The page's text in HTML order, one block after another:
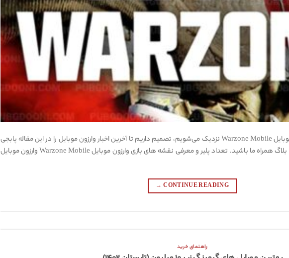
حالا که به تاریخ انتشار بازی وارزون موبایل Warzone Mobile نزدیک می‌شویم،‌ تصمیم داریم تا آخرین اخبار وارزون موبایل را در این مقاله پابجی
دونی اعلام کنیم. پس تا انتهای این بلاگ همراه ما باشید. تعداد پلیر و معرفی نقشه های بازی وارزون موبایل Warzone Mobile وارزون موبایل
CONTINUE READING
→
راهنمای خرید